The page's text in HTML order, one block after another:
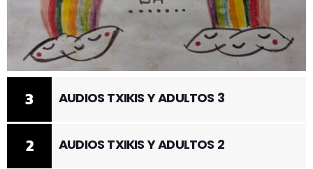
2 AUDIOS TXIKIS Y ADULTOS 2
3 AUDIOS TXIKIS Y ADULTOS 3